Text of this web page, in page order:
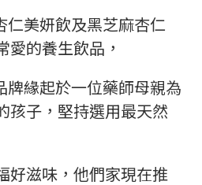
仁美妍飲及黑芝麻杏仁
愛的養生飲品，
牌緣起於一位藥師母親為
孩子，堅持選用最天然
好滋味，他們家現在推